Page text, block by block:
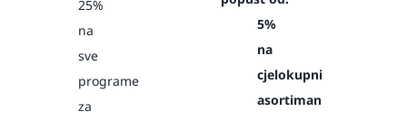
25%
na
sve
programe
za
5%
na
cjelokupni
asortiman